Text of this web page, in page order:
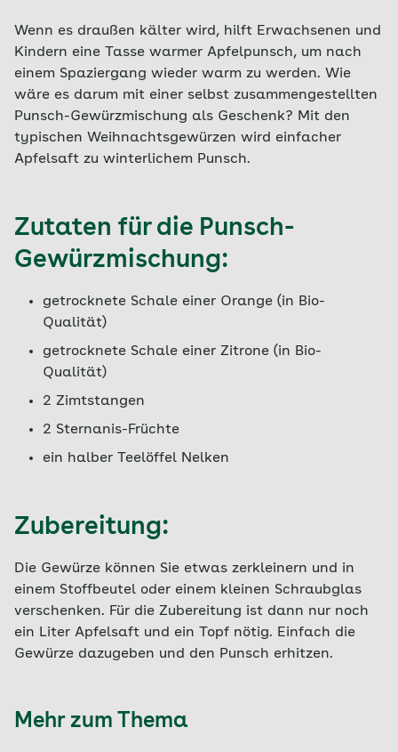
Wenn es draußen kälter wird, hilft Erwachsenen und
Kindern eine Tasse warmer Apfelpunsch, um nach
einem Spaziergang wieder warm zu werden. Wie
wäre es darum mit einer selbst zusammengestellten
Punsch-Gewürzmischung als Geschenk? Mit den
typischen Weihnachtsgewürzen wird einfacher
Apfelsaft zu winterlichem Punsch.
Zutaten für die Punsch-
Gewürzmischung:
getrocknete Schale einer Orange (in Bio-
Qualität)
getrocknete Schale einer Zitrone (in Bio-
Qualität)
2 Zimtstangen
2 Sternanis-Früchte
ein halber Teelöffel Nelken
Zubereitung:
Die Gewürze können Sie etwas zerkleinern und in
einem Stoffbeutel oder einem kleinen Schraubglas
verschenken. Für die Zubereitung ist dann nur noch
ein Liter Apfelsaft und ein Topf nötig. Einfach die
Gewürze dazugeben und den Punsch erhitzen.
Mehr zum Thema